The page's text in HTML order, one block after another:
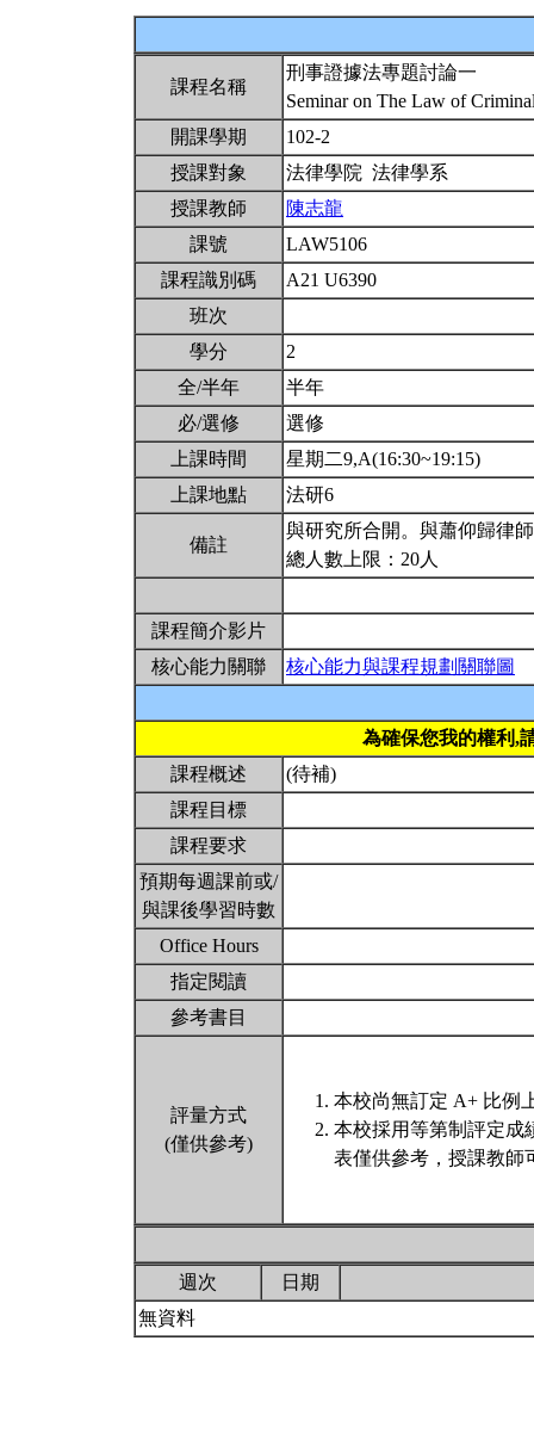
課程名稱
刑事證據法專題討論一
Seminar on The Law of
開課學期
102-2
授課對象
法律學院 法律學系
授課教師
陳志龍
課號
LAW5106
課程識別碼
A21 U6390
班次
學分
2
全/半年
半年
必/選修
選修
上課時間
星期二9,A(16:30~19:15)
上課地點
法研6
備註
與研究所合開。與蕭仰歸律
總人數上限：20人
課程簡介影片
核心能力關聯
核心能力與課程規劃關聯圖
為確保您我的權利,
課程概述
(待補)
課程目標
課程要求
預期每週課前或/
與課後學習時數
Office Hours
指定閱讀
參考書目
評量方式
(僅供參考)
本校尚無訂定 A+ 比例
本校採用等第制評定成
表僅供參考，授課教師
週次
日期
無資料